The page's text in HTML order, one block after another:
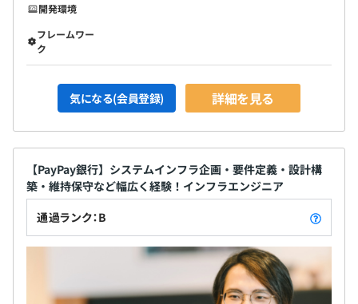
開発環境
フレームワー
ク
気になる(会員登録) 詳細を見る
【PayPay銀行】システムインフラ企画・要件定義・設計構
築・維持保守など幅広く経験！インフラエンジニア
通過ランク：B